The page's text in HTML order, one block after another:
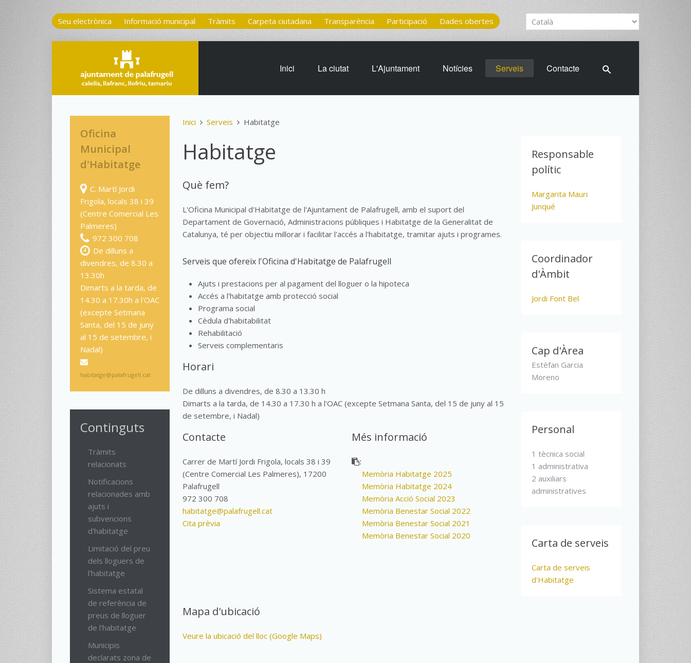
Seu electrònica Informació municipal Tràmits Carpeta ciutadana Transparència Participació Dades obertes
Inici La ciutat L'Ajuntament Notícies Serveis Contacte
Inici Serveis Habitatge
Habitatge
Què fem?
L'Oficina Municipal d'Habitatge de l'Ajuntament de Palafrugell, amb el suport del
Departament de Governació, Administracions públiques i Habitatge de la Generalitat de
Catalunya, té per objectiu millorar i facilitar l'accés a l'habitatge, tramitar ajuts i programes.
Serveis que ofereix l'Oficina d'Habitatge de Palafrugell
Ajuts i prestacions per al pagament del lloguer o la hipoteca
Accés a l'habitatge amb protecció social
Programa social
Cèdula d'habitabilitat
Rehabilitació
Serveis complementaris
Horari
De dilluns a divendres, de 8.30 a 13.30 h
Dimarts a la tarda, de 14.30 a 17.30 h a l'OAC (excepte Setmana Santa, del 15 de juny al 15
de setembre, i Nadal)
Contacte
Carrer de Martí Jordi Frigola, locals 38 i 39
(Centre Comercial Les Palmeres), 17200
Palafrugell
972 300 708
habitatge@palafrugell.cat
Cita prèvia
Més informació
:
Memòria Habitatge 2025
Memòria Habitatge 2024
Memòria Acció Social 2023
Memòria Benestar Social 2022
Memòria Benestar Social 2021
Memòria Benestar Social 2020
Responsable
polític
Margarita Mauri
Junqué
Coordinador
d'Àmbit
Jordi Font Bel
Cap d'Àrea
Estèfan Garcia
Moreno
Personal
1 tècnica social
1 administrativa
2 auxiliars
administratives
Carta de serveis
Carta de serveis
d'Habitatge
Mapa d'ubicació
Veure la ubicació del lloc (Google Maps)
Oficina
Municipal
d'Habitatge
C. Martí Jordi
Frigola, locals 38 i 39
(Centre Comercial Les
Palmeres)
972 300 708
De dilluns a
divendres, de 8.30 a
13.30h
Dimarts a la tarda, de
14.30 a 17.30h a l'OAC
(excepte Setmana
Santa, del 15 de juny
al 15 de setembre, i
Nadal)
habitatge@palafrugell.cat
Continguts
Tràmits
relacionats
Notificacions
relacionades amb
ajuts i
subvencions
d'habitatge
Limitació del preu
dels lloguers de
l'habitatge
Sistema estatal
de referència de
preus de lloguer
de l'habitatge
Municipis
declarats zona de